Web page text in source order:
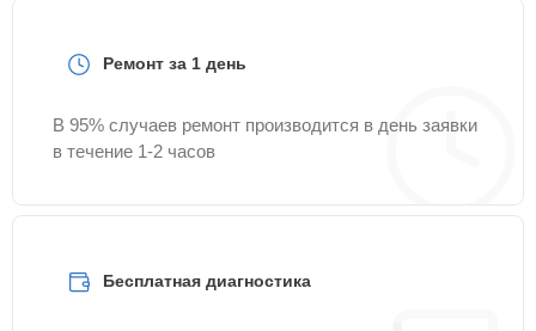
Ремонт за 1 день
В 95% случаев ремонт производится в день заявки
в течение 1-2 часов
Бесплатная диагностика